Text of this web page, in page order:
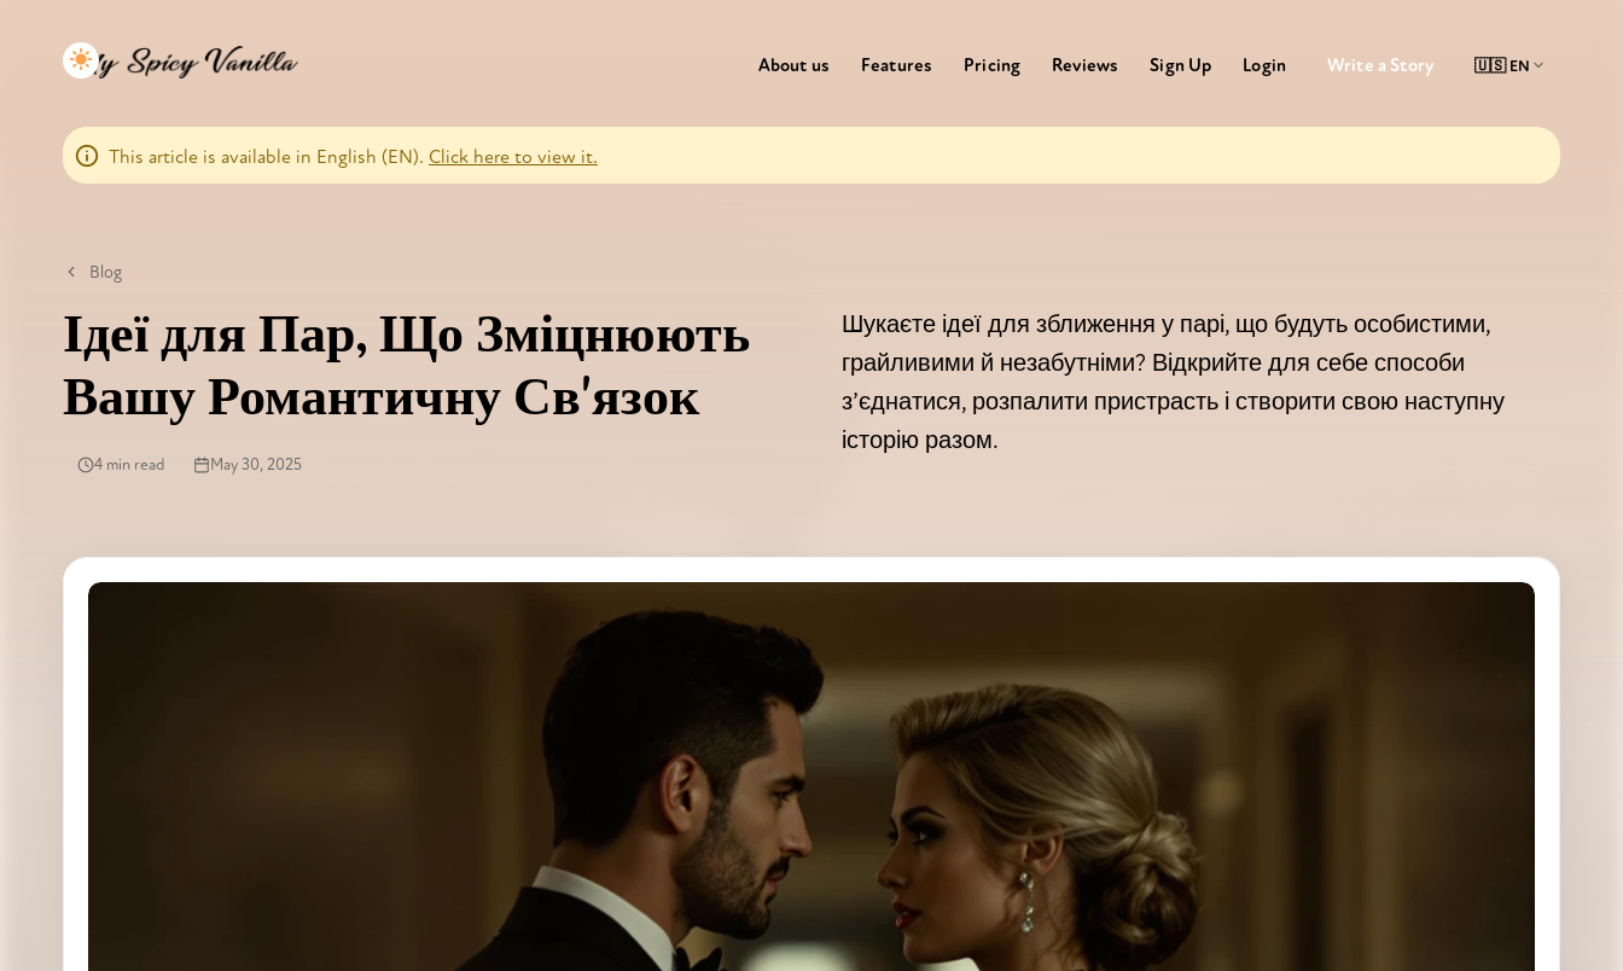
About us Features Pricing Reviews Sign Up Login Write a Story
This article is available in English (EN). Click here to view it.
Blog
Ідеї для Пар, Що Зміцнюють
Вашу Романтичну Св'язок
4 min read May 30, 2025
Шукаєте ідеї для зближення у парі, що будуть особистими,
грайливими й незабутніми? Відкрийте для себе способи
з’єднатися, розпалити пристрасть і створити свою наступну
історію разом.